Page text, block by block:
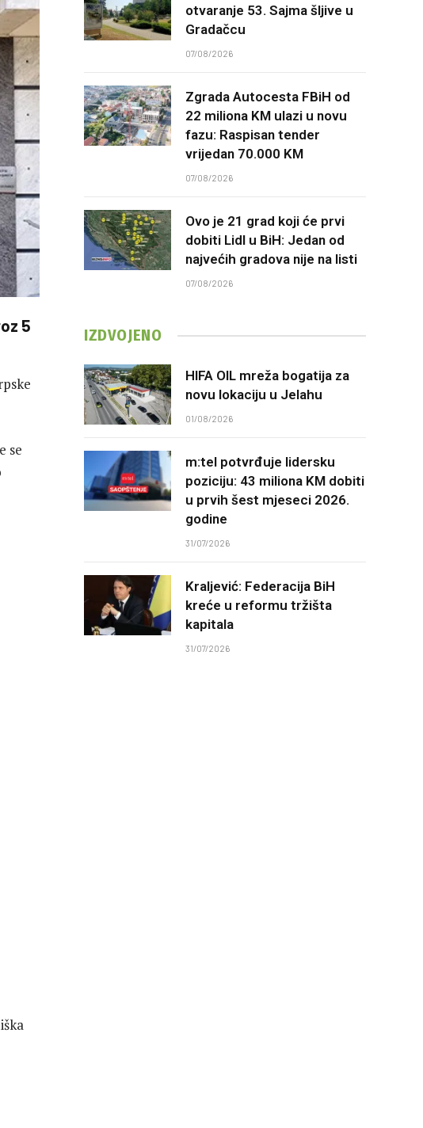
5
se
otvaranje 53. Sajma šljive u
Gradačcu
07/08/2026
Zgrada Autocesta FBiH od
22 miliona KM ulazi u novu
fazu: Raspisan tender
vrijedan 70.000 KM
07/08/2026
Ovo je 21 grad koji će prvi
dobiti Lidl u BiH: Jedan od
najvećih gradova nije na listi
07/08/2026
IZDVOJENO
HIFA OIL mreža bogatija za
novu lokaciju u Jelahu
01/08/2026
m:tel potvrđuje lidersku
poziciju: 43 miliona KM dobiti
u prvih šest mjeseci 2026.
godine
31/07/2026
Kraljević: Federacija BiH
kreće u reformu tržišta
kapitala
31/07/2026